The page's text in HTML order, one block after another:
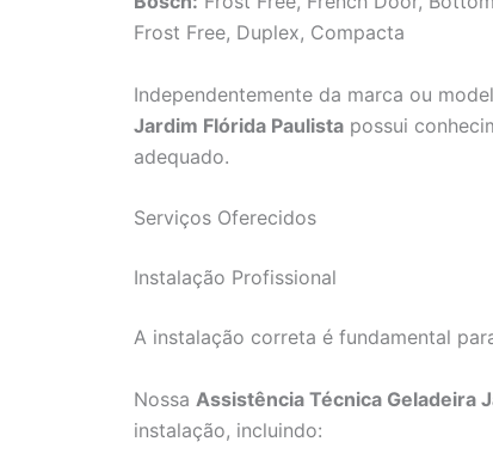
Frost Free, Duplex, Compacta
Independentemente da marca ou
Jardim Flórida Paulista possui
adequado.
Serviços Oferecidos
Instalação Profissional
A instalação correta é fundamental
Nossa Assistência Técnica Geladeira
instalação, incluindo: